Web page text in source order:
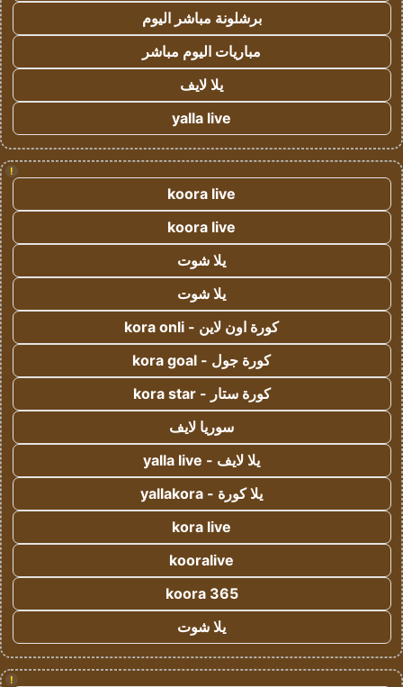
برشلونة مباشر اليوم
مباريات اليوم مباشر
يلا لايف
yalla live
!
koora live
koora live
يلا شوت
يلا شوت
كورة اون لاين - kora onli
كورة جول - kora goal
كورة ستار - kora star
سوريا لايف
يلا لايف - yalla live
يلا كورة - yallakora
kora live
kooralive
koora 365
يلا شوت
!